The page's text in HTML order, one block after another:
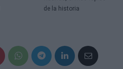
de la historia